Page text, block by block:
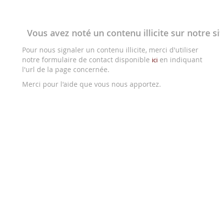
Vous avez noté un contenu illicite sur notre
Pour nous signaler un contenu illicite, merci d'utiliser
notre formulaire de contact disponible ici en indiquant
l'url de la page concernée.
Merci pour l'aide que vous nous apportez.